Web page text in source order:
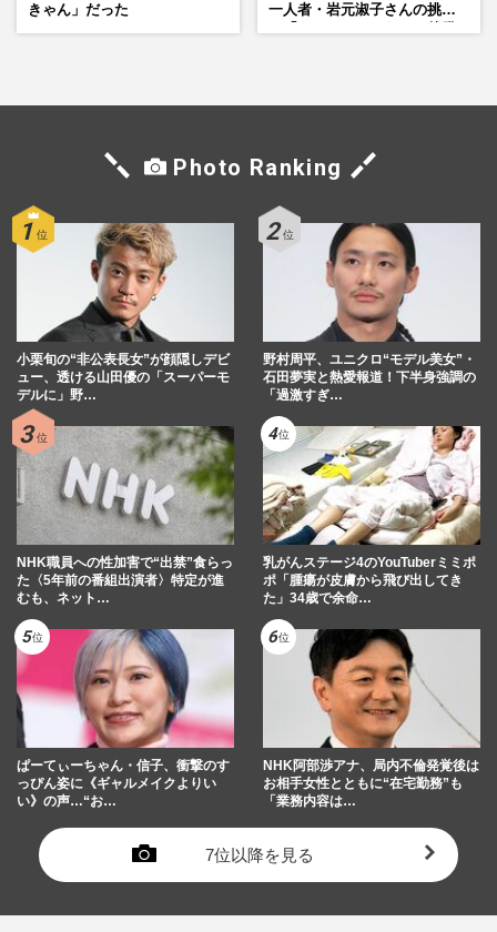
きゃん」だった
一人者・岩元淑子さんの挑戦
Photo Ranking
小栗旬の“非公表長女”が顔隠しデビ
ュー、透ける山田優の「スーパーモ
デルに」野…
野村周平、ユニクロ“モデル美女”・
石田夢実と熱愛報道！下半身強調の
「過激すぎ…
NHK職員への性加害で“出禁”食らっ
た〈5年前の番組出演者〉特定が進
むも、ネット…
乳がんステージ4のYouTuberミミポ
ポ「腫瘍が皮膚から飛び出してき
た」34歳で余命…
ぱーてぃーちゃん・信子、衝撃のす
っぴん姿に《ギャルメイクよりい
い》の声…“お…
NHK阿部渉アナ、局内不倫発覚後は
お相手女性とともに“在宅勤務”も
「業務内容は…
7位以降を見る